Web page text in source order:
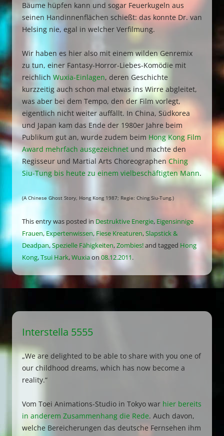
Bäume hüpfen kann und sogar Feuerkugeln aus
seinen Handinnenflächen schießt: das konnte Dr. van
Helsing nie, egal in welcher Verfilmung.
Wir haben es hier also mit einem wilden Genremix
zu tun, einer Fantasy-Horror-Liebes-Komödie mit
reichlich Wuxia-Einlagen, deren Geschichte
kurzzeitig auch schon mal etwas ins Wirre abgleitet,
was aber bei dem Tempo, den der Film vorlegt,
eigentlich nicht weiter auffällt. In China, Südkorea
und Japan kam das Ende der 1980er Jahre beim
Publikum gut an, wurde zudem beim Hong Kong Film
Award mehrfach ausgezeichnet und machte den
Regisseur und Martial Arts Choreographen Ching
Siu-Tung bis heute zu einem vielbeschäftigten Mann.
(A Chinese Ghost Story, Hong Kong 1987; Regie: Ching Siu-Tung.)
This entry was posted in Destruktive Energie, Eigensinnige
Frauen,Expertenwissen, Fiese Kreaturen,Slapstick &
Deadpan,Spezielle Fähigkeiten,Zombies!and tagged Hong
Kong,Tsui Hark,Wuxiaon 08.12.2011.
Interstella 5555
„We are delighted to be able to share with you one of
our childhood dreams, which has now become a
reality.“
Vom Toei Animations-Studio in Tokyo war hier bereits
in anderem Zusammenhang die Rede. Auch davon,
welche Bereicherungen das deutsche Fernsehen ihm